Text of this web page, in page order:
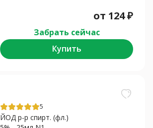
от 124₽
Забрать сейчас
Купить
5
ЙОД р-р спирт. (фл.)